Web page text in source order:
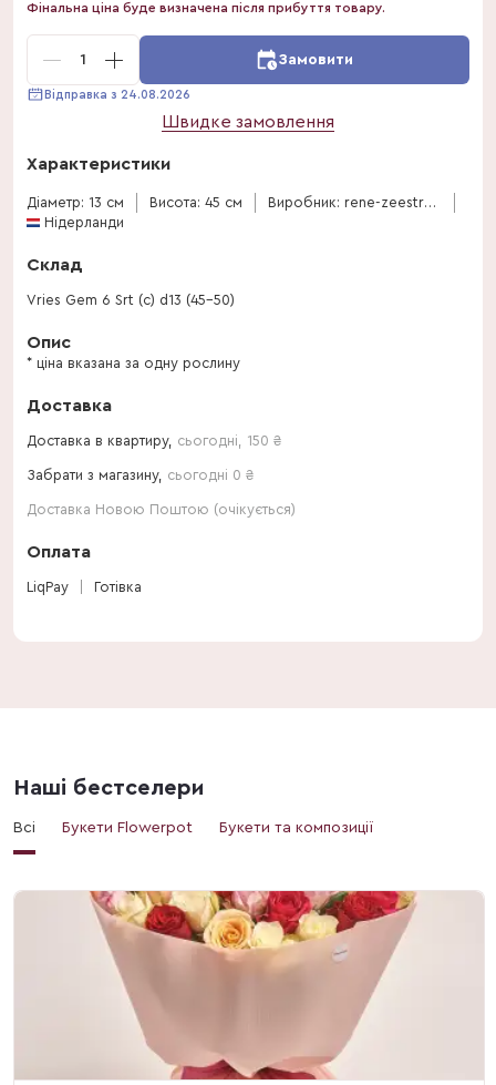
Фінальна ціна буде визначена після прибуття товару.
1 Замовити
Відправка з 24.08.2026
Швидке замовлення
Характеристики
Діаметр: 13 см Висота: 45 см
Виробник: rene-zeestraten
Нідерланди
Склад
Vries Gem 6 Srt (c) d13 (45-50)
Опис
* ціна вказана за одну рослину
Доставка
Доставка в квартиру, сьогодні 150 ₴
Забрати з магазину, сьогодні 0 ₴
Доставка Новою Поштою (очікується)
Оплата
LiqPay Готівка
Наші бестселери
Всі Букети Flowerpot Букети та композиції